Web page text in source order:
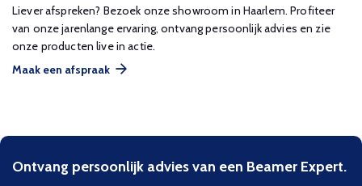
Liever afspreken? Bezoek onze showroom in Haarlem. Profiteer
van onze jarenlange ervaring, ontvang persoonlijk advies en zie
onze producten live in actie.
Maak een afspraak
Ontvang persoonlijk advies van een Beamer Expert.